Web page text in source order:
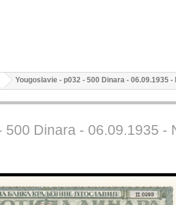
Yougoslavie - p032 - 500 Dinara - 06.09.1935
500 Dinara - 06.09.1935